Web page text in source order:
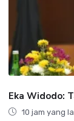
Eka Widodo:
10 jam yang